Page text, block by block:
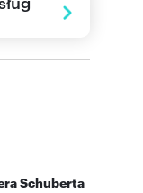
Schuberta